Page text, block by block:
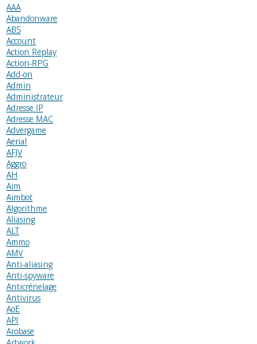
AAA
Abandonware
ABS
Account
Action Replay
Action-RPG
Add-on
Admin
Administrateur
Adresse IP
Adresse MAC
Advergame
Aerial
AFJV
Aggro
AH
Aim
Aimbot
Algorithme
Aliasing
ALT
Ammo
AMV
Anti-aliasing
Anti-spyware
Anticrénelage
Antivirus
AoE
API
Arobase